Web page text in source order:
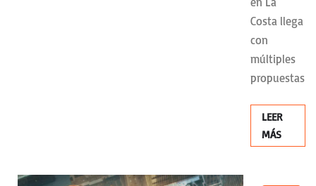
Costa llega
con
múltiples
propuestas
LEER
MÁS